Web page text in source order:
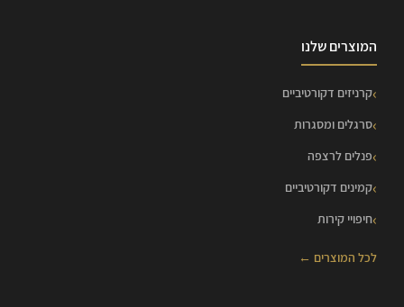
המוצרים שלנו
קרניזים דקורטיביים
סרגלים ומסגרות
פנלים לרצפה
קמינים דקורטיביים
חיפויי קירות
לכל המוצרים ←